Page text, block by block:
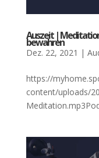
Aus­zeit |
bewah­ren
Dez. 22, 2021 |
https://
content/uploads/